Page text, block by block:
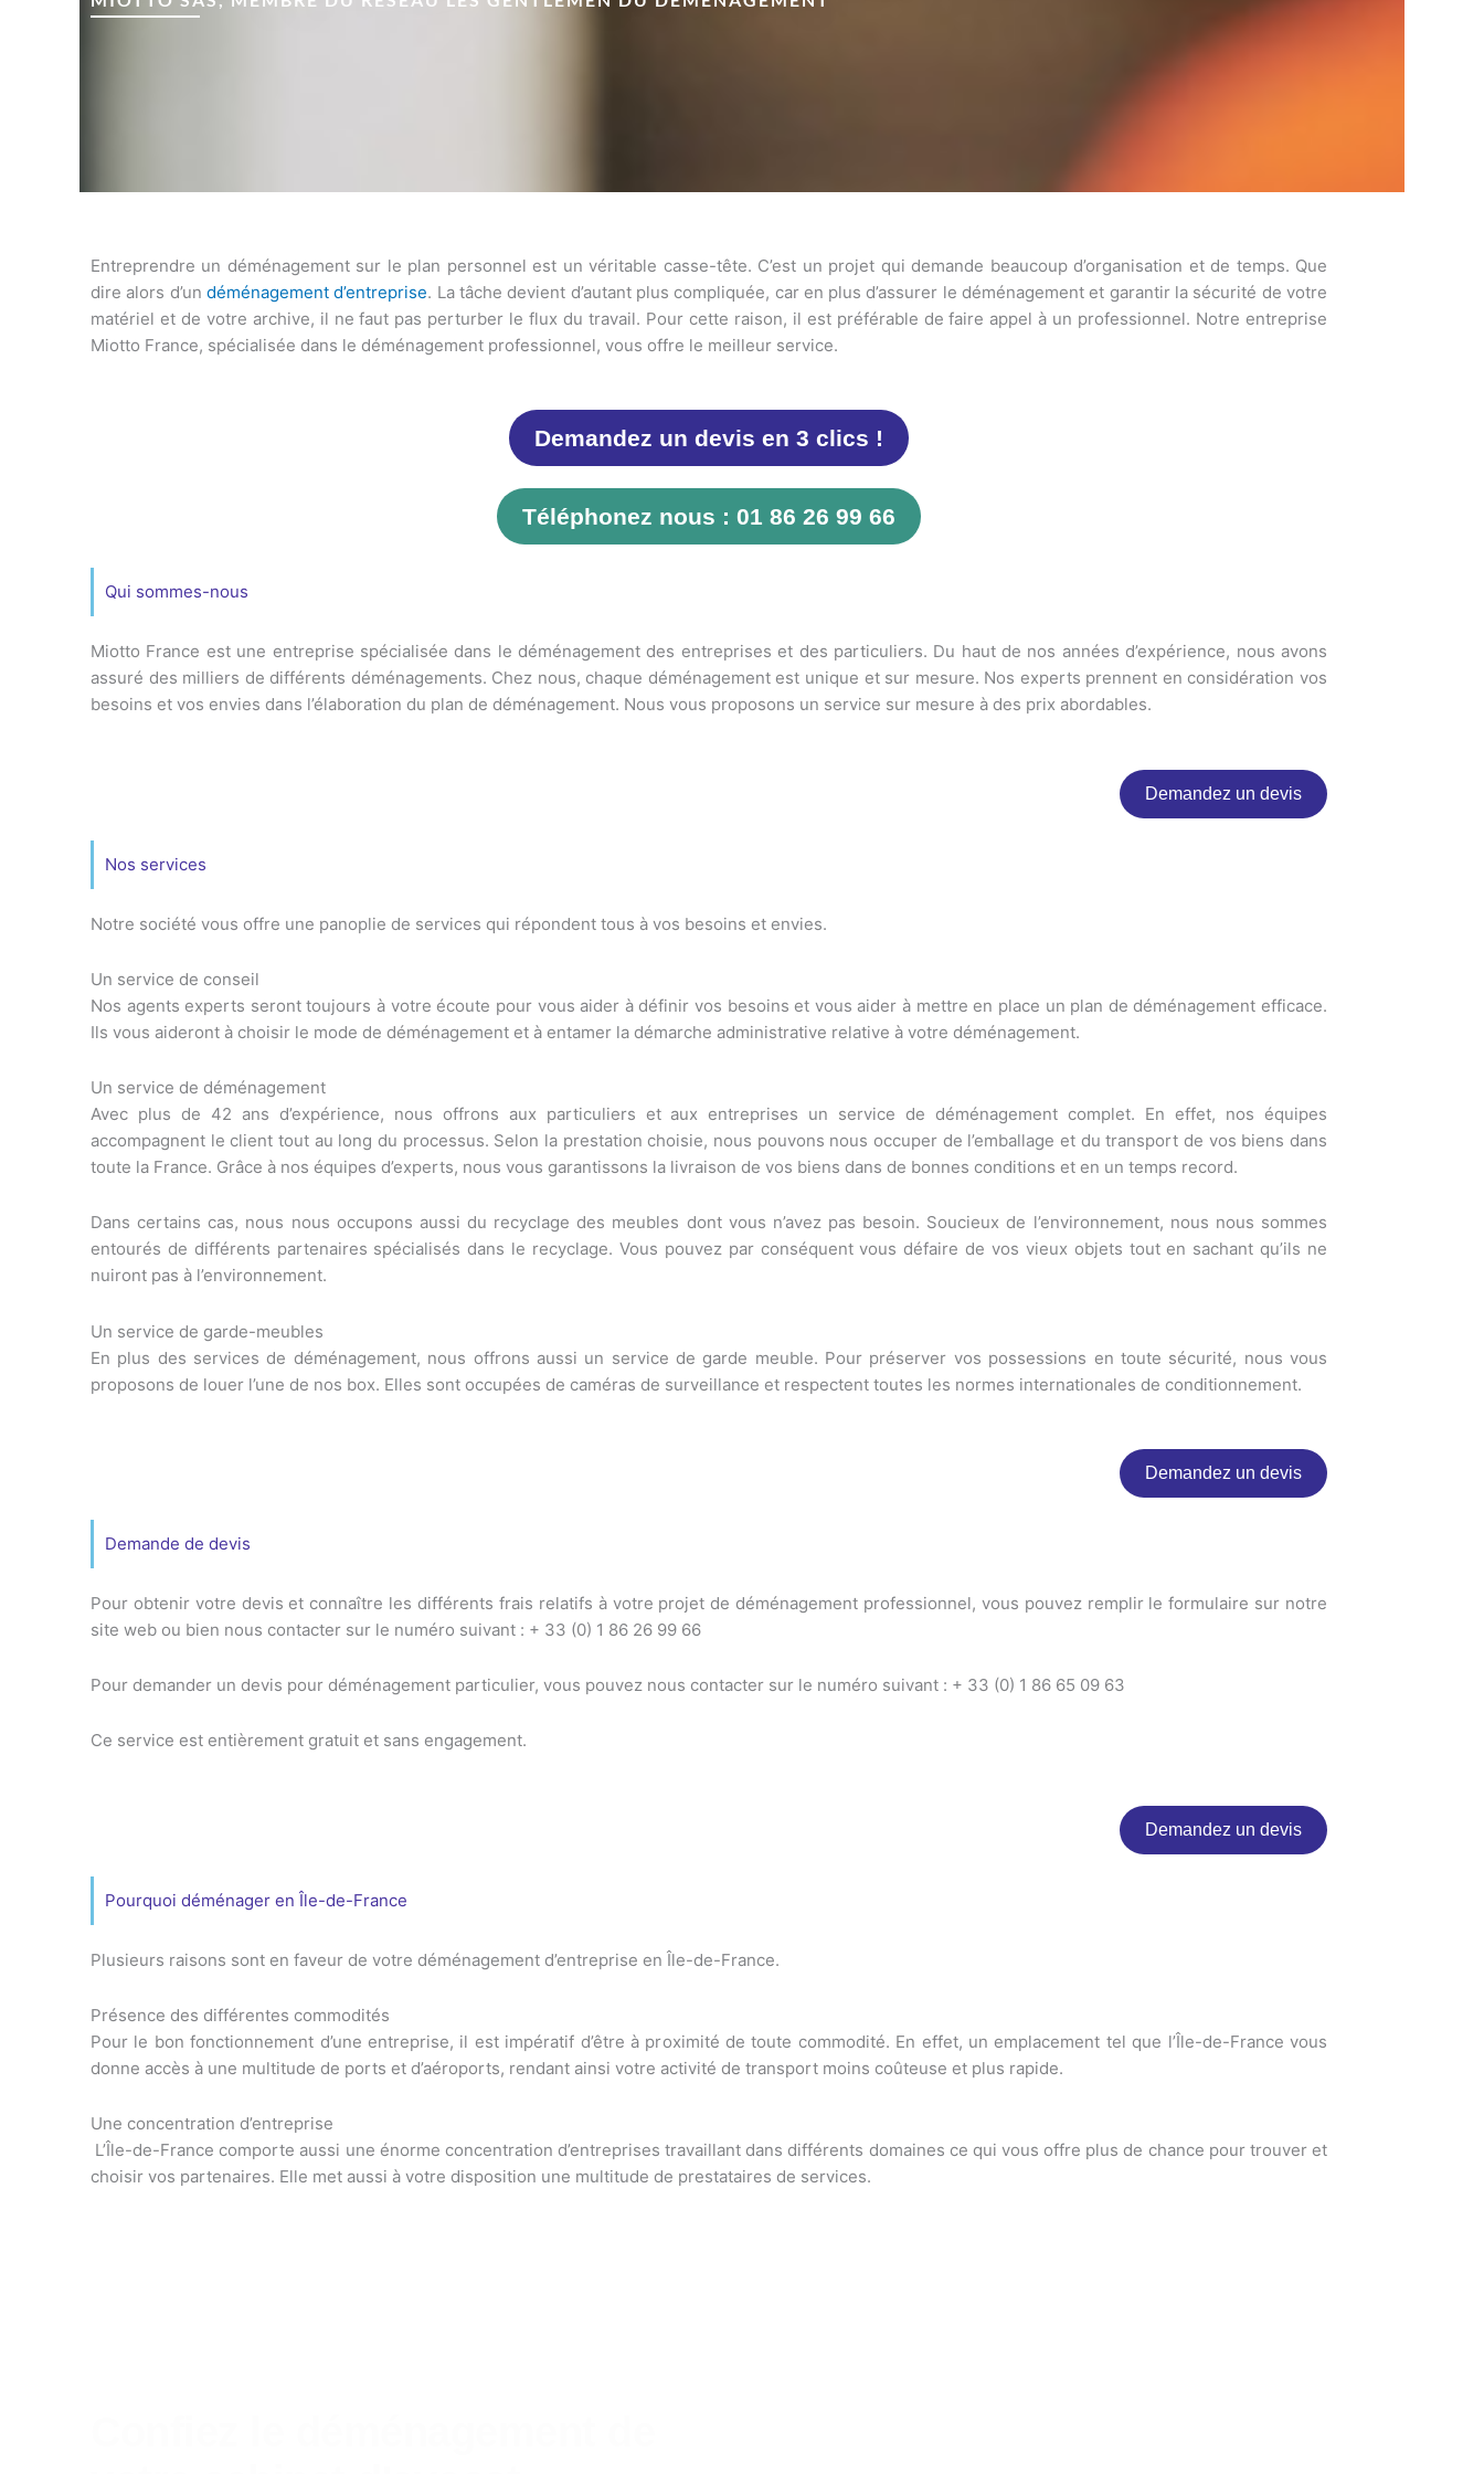
Entreprendre un déménagement sur le plan personnel est un véritable casse-tête. C’est un projet qui demande beaucoup d’organisation et de temps. Que
dire alors d’un déménagement d’entreprise. La tâche devient d’autant plus compliquée, car en plus d’assurer le déménagement et garantir la sécurité de votre
matériel et de votre archive, il ne faut pas perturber le flux du travail. Pour cette raison, il est préférable de faire appel à un professionnel. Notre entreprise
Miotto France, spécialisée dans le déménagement professionnel, vous offre le meilleur service.
Demandez un devis en 3 clics !
Téléphonez nous : 01 86 26 99 66
Qui sommes-nous
Miotto France est une entreprise spécialisée dans le déménagement des entreprises et des particuliers. Du haut de nos années d’expérience, nous avons
assuré des milliers de différents déménagements. Chez nous, chaque déménagement est unique et sur mesure. Nos experts prennent en considération vos
besoins et vos envies dans l’élaboration du plan de déménagement. Nous vous proposons un service sur mesure à des prix abordables.
Demandez un devis
Nos services
Notre société vous offre une panoplie de services qui répondent tous à vos besoins et envies.
Un service de conseil
Nos agents experts seront toujours à votre écoute pour vous aider à définir vos besoins et vous aider à mettre en place un plan de déménagement efficace.
Ils vous aideront à choisir le mode de déménagement et à entamer la démarche administrative relative à votre déménagement.
Un service de déménagement
Avec plus de 42 ans d’expérience, nous offrons aux particuliers et aux entreprises un service de déménagement complet. En effet, nos équipes
accompagnent le client tout au long du processus. Selon la prestation choisie, nous pouvons nous occuper de l’emballage et du transport de vos biens dans
toute la France. Grâce à nos équipes d’experts, nous vous garantissons la livraison de vos biens dans de bonnes conditions et en un temps record.
Dans certains cas, nous nous occupons aussi du recyclage des meubles dont vous n’avez pas besoin. Soucieux de l’environnement, nous nous sommes
entourés de différents partenaires spécialisés dans le recyclage. Vous pouvez par conséquent vous défaire de vos vieux objets tout en sachant qu’ils ne
nuiront pas à l’environnement.
Un service de garde-meubles
En plus des services de déménagement, nous offrons aussi un service de garde meuble. Pour préserver vos possessions en toute sécurité, nous vous
proposons de louer l’une de nos box. Elles sont occupées de caméras de surveillance et respectent toutes les normes internationales de conditionnement.
Demandez un devis
Demande de devis
Pour obtenir votre devis et connaître les différents frais relatifs à votre projet de déménagement professionnel, vous pouvez remplir le formulaire sur notre
site web ou bien nous contacter sur le numéro suivant : + 33 (0) 1 86 26 99 66
Pour demander un devis pour déménagement particulier, vous pouvez nous contacter sur le numéro suivant : + 33 (0) 1 86 65 09 63
Ce service est entièrement gratuit et sans engagement.
Demandez un devis
Pourquoi déménager en Île-de-France
Plusieurs raisons sont en faveur de votre déménagement d’entreprise en Île-de-France.
Présence des différentes commodités
Pour le bon fonctionnement d’une entreprise, il est impératif d’être à proximité de toute commodité. En effet, un emplacement tel que l’Île-de-France vous
donne accès à une multitude de ports et d’aéroports, rendant ainsi votre activité de transport moins coûteuse et plus rapide.
Une concentration d’entreprise
L’Île-de-France comporte aussi une énorme concentration d’entreprises travaillant dans différents domaines ce qui vous offre plus de chance pour trouver et
choisir vos partenaires. Elle met aussi à votre disposition une multitude de prestataires de services.